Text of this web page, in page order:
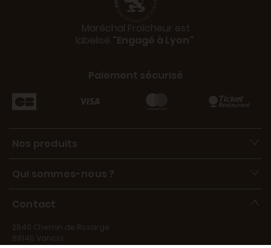
Maréchal Fraîcheur est
labelisé "Engagé à Lyon".
Paiement sécurisé
Nos produits
Qui sommes-nous ?
Contact
2840 Chemin de Rosarge
69140 Vancia